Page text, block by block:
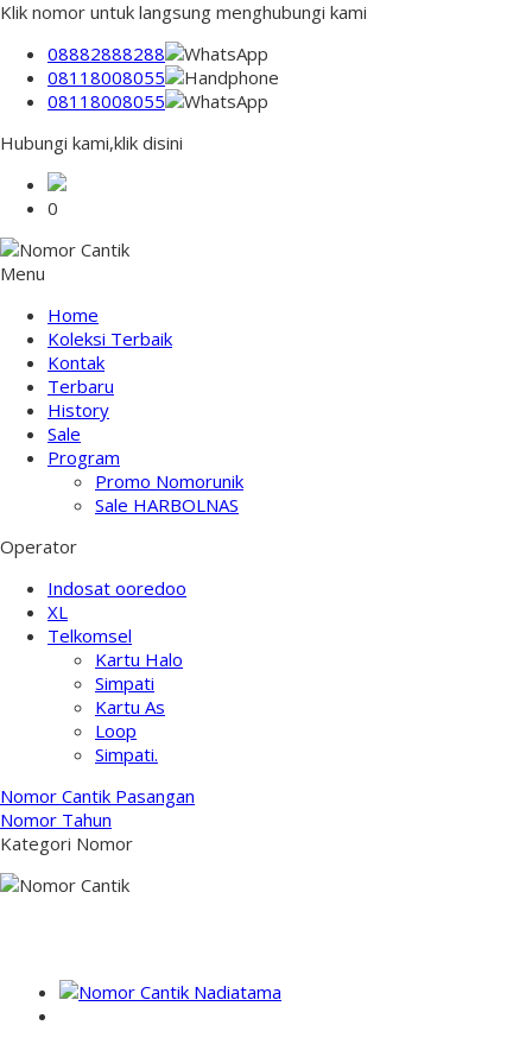
Klik nomor untuk langsung menghubungi kami
08882888288
08118008055
08118008055
Hubungi kami,klik disini
0
Menu
Home
Koleksi Terbaik
Kontak
Terbaru
History
Sale
Program
Promo Nomorunik
Sale HARBOLNAS
Operator
Indosat ooredoo
XL
Telkomsel
Kartu Halo
Simpati
Kartu As
Loop
Simpati.
Nomor Cantik Pasangan
Nomor Tahun
Kategori Nomor